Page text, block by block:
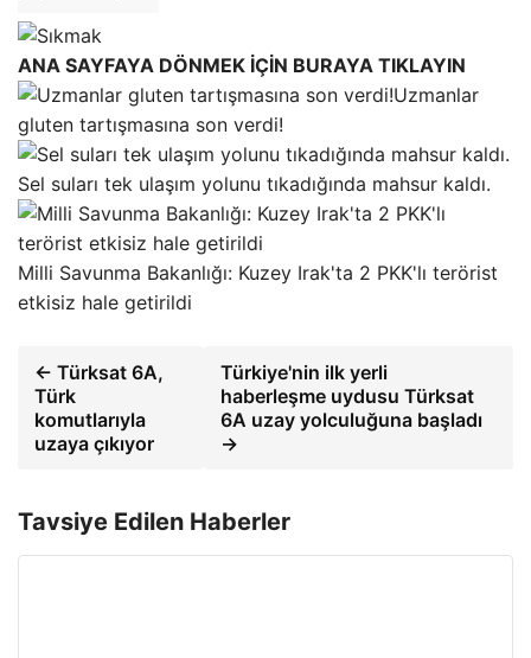
ANA SAYFAYA DÖNMEK İÇİN BURAYA TIKLAYIN
Uzmanlar
gluten tartışmasına son verdi!
Sel suları tek ulaşım yolunu tıkadığında mahsur kaldı.
Milli Savunma Bakanlığı: Kuzey Irak'ta 2 PKK'lı terörist
etkisiz hale getirildi
← Türksat 6A,
Türk
komutlarıyla
uzaya çıkıyor
Türkiye'nin ilk yerli
haberleşme uydusu Türksat
6A uzay yolculuğuna başladı
→
Tavsiye Edilen Haberler